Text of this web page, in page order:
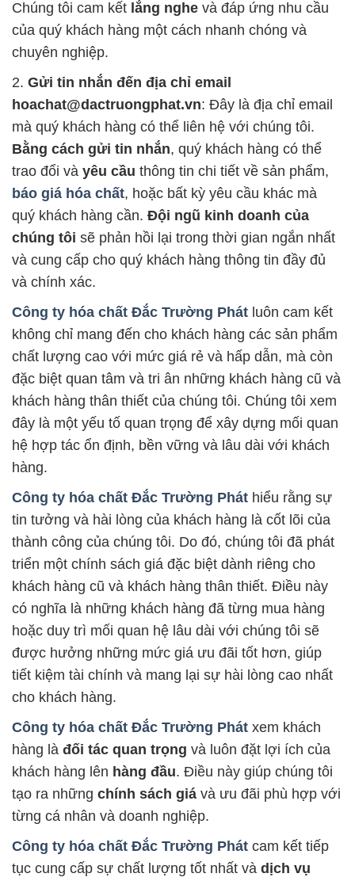
Chúng tôi cam kết lắng nghe và đáp ứng nhu cầu
của quý khách hàng một cách nhanh chóng và
chuyên nghiệp.
2. Gửi tin nhắn đến địa chỉ email
hoachat@dactruongphat.vn: Đây là địa chỉ email
mà quý khách hàng có thể liên hệ với chúng tôi.
Bằng cách gửi tin nhắn, quý khách hàng có thể
trao đổi và yêu cầu thông tin chi tiết về sản phẩm,
báo giá hóa chất, hoặc bất kỳ yêu cầu khác mà
quý khách hàng cần. Đội ngũ kinh doanh của
chúng tôi sẽ phản hồi lại trong thời gian ngắn nhất
và cung cấp cho quý khách hàng thông tin đầy đủ
và chính xác.
Công ty hóa chất Đắc Trường Phát luôn cam kết
không chỉ mang đến cho khách hàng các sản phẩm
chất lượng cao với mức giá rẻ và hấp dẫn, mà còn
đặc biệt quan tâm và tri ân những khách hàng cũ và
khách hàng thân thiết của chúng tôi. Chúng tôi xem
đây là một yếu tố quan trọng để xây dựng mối quan
hệ hợp tác ổn định, bền vững và lâu dài với khách
hàng.
Công ty hóa chất Đắc Trường Phát hiểu rằng sự
tin tưởng và hài lòng của khách hàng là cốt lõi của
thành công của chúng tôi. Do đó, chúng tôi đã phát
triển một chính sách giá đặc biệt dành riêng cho
khách hàng cũ và khách hàng thân thiết. Điều này
có nghĩa là những khách hàng đã từng mua hàng
hoặc duy trì mối quan hệ lâu dài với chúng tôi sẽ
được hưởng những mức giá ưu đãi tốt hơn, giúp
tiết kiệm tài chính và mang lại sự hài lòng cao nhất
cho khách hàng.
Công ty hóa chất Đắc Trường Phát xem khách
hàng là đối tác quan trọng và luôn đặt lợi ích của
khách hàng lên hàng đầu. Điều này giúp chúng tôi
tạo ra những chính sách giá và ưu đãi phù hợp với
từng cá nhân và doanh nghiệp.
Công ty hóa chất Đắc Trường Phát cam kết tiếp
tục cung cấp sự chất lượng tốt nhất và dịch vụ